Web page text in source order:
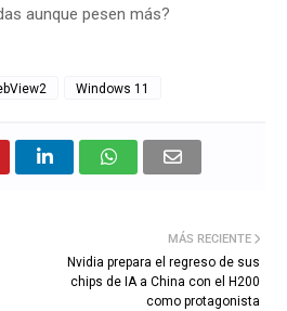
aunque pesen más?
Windows 11
MÁS RECIENTE
Nvidia prepara el regreso de sus
chips de IA a China con el H200
como protagonista